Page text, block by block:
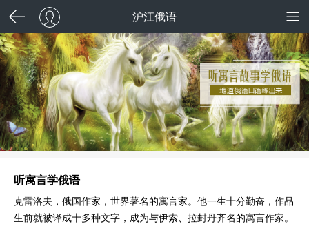
沪江俄语
听寓言学俄语
克雷洛夫，俄国作家，世界著名的寓言家。他一生十分勤奋，作品
生前就被译成十多种文字，成为与伊索、拉封丹齐名的寓言作家。